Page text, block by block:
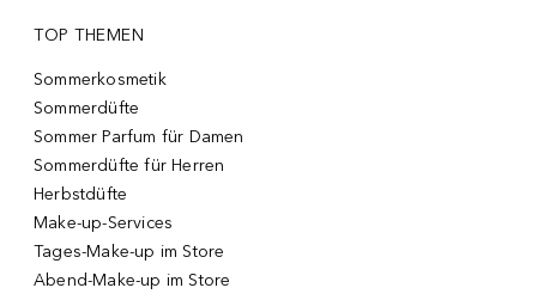
TOP THEMEN
Sommerkosmetik
Sommerdüfte
Sommer Parfum für Damen
Sommerdüfte für Herren
Herbstdüfte
Make-up-Services
Tages-Make-up im Store
Abend-Make-up im Store